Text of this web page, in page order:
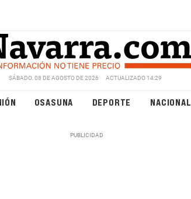
SÁBADO, 08 DE AGOSTO DE 2026 ACTUALIZADO 14:29
OSASUNA DEPORTE NACIONAL